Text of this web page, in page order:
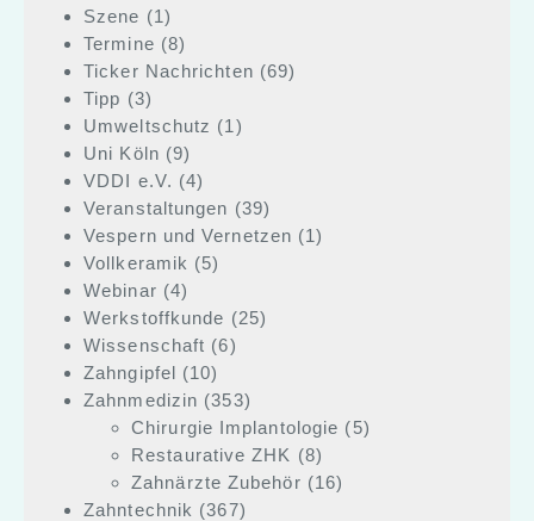
Szene (1)
Termine (8)
Ticker Nachrichten (69)
Tipp (3)
Umweltschutz (1)
Uni Köln (9)
VDDI e.V. (4)
Veranstaltungen (39)
Vespern und Vernetzen (1)
Vollkeramik (5)
Webinar (4)
Werkstoffkunde (25)
Wissenschaft (6)
Zahngipfel (10)
Zahnmedizin (353)
Chirurgie Implantologie (5)
Restaurative ZHK (8)
Zahnärzte Zubehör (16)
Zahntechnik (367)